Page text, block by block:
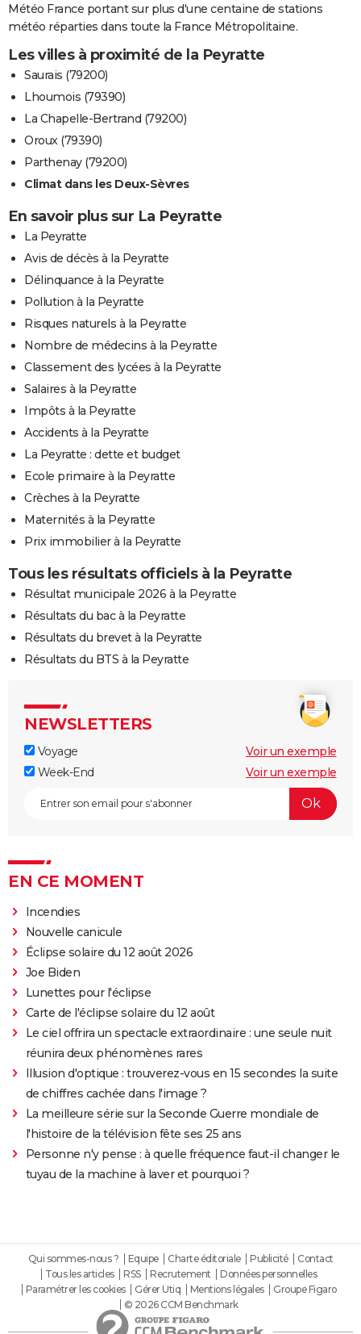
Météo France portant sur plus d'une centaine de stations
météo réparties dans toute la France Métropolitaine.
Les villes à proximité de la Peyratte
Saurais (79200)
Lhoumois (79390)
La Chapelle-Bertrand (79200)
Oroux (79390)
Parthenay (79200)
Climat dans les Deux-Sèvres
En savoir plus sur La Peyratte
La Peyratte
Avis de décès à la Peyratte
Délinquance à la Peyratte
Pollution à la Peyratte
Risques naturels à la Peyratte
Nombre de médecins à la Peyratte
Classement des lycées à la Peyratte
Salaires à la Peyratte
Impôts à la Peyratte
Accidents à la Peyratte
La Peyratte : dette et budget
Ecole primaire à la Peyratte
Crèches à la Peyratte
Maternités à la Peyratte
Prix immobilier à la Peyratte
Tous les résultats officiels à la Peyratte
Résultat municipale 2026 à la Peyratte
Résultats du bac à la Peyratte
Résultats du brevet à la Peyratte
Résultats du BTS à la Peyratte
NEWSLETTERS
Voyage
Voir un exemple
Week-End
Voir un exemple
EN CE MOMENT
Incendies
Nouvelle canicule
Éclipse solaire du 12 août 2026
Joe Biden
Lunettes pour l'éclipse
Carte de l'éclipse solaire du 12 août
Le ciel offrira un spectacle extraordinaire : une seule nuit
réunira deux phénomènes rares
Illusion d'optique : trouverez-vous en 15 secondes la suite
de chiffres cachée dans l'image ?
La meilleure série sur la Seconde Guerre mondiale de
l'histoire de la télévision fête ses 25 ans
Personne n'y pense : à quelle fréquence faut-il changer le
tuyau de la machine à laver et pourquoi ?
Qui sommes-nous ? Equipe Charte éditoriale Publicité
Contact
Tous les articles
RSS Recrutement
Données personnelles
Paramétrer les cookies
Gérer Utiq Mentions légales
Groupe Figaro
© 2026 CCM Benchmark